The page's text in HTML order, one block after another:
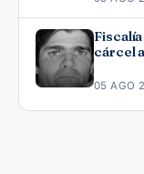
cárcel
05 AGO